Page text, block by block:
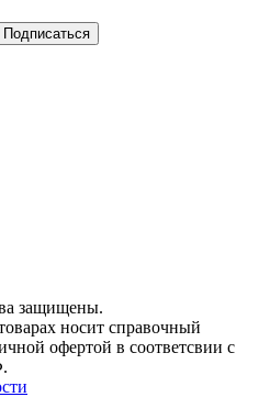
защищены.
носит справочный
офертой в соответсвии с